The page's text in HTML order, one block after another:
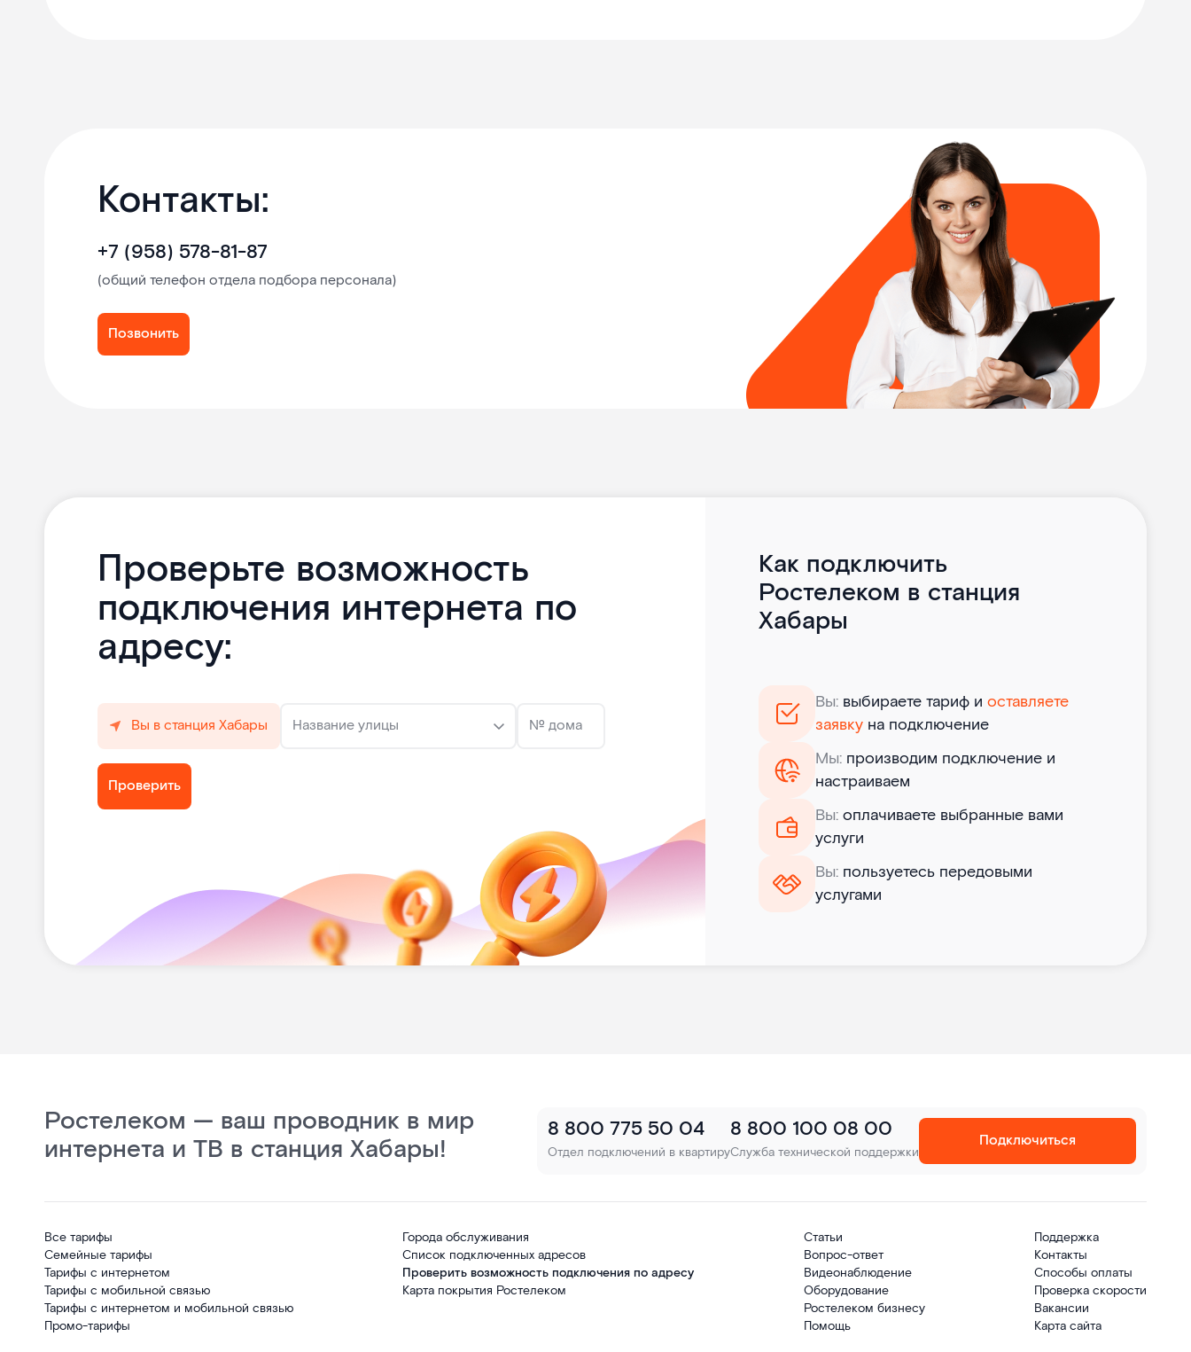
Контакты:
+7 (958) 578-81-87
(общий телефон отдела подбора персонала)
Позвонить
Проверьте возможность
подключения интернета по
адресу:
Вы в станция Хабары Название улицы № дома
Проверить
Как подключить
Ростелеком в станция
Хабары
Вы: выбираете тариф иоставляете
заявку на подключение
Мы: производим подключение и
настраиваем
Вы: оплачиваете выбранные вами
услуги
Вы: пользуетесь передовыми
услугами
Ростелеком — ваш проводник в мир
интернета и ТВ в станция Хабары!
8 800 775 50 04
Отдел подключений в квартиру
8 800 100 08 00
Служба технической поддержки
Подключиться
Все тарифы
Семейные тарифы
Тарифы с интернетом
Тарифы с мобильной связью
Тарифы с интернетом и мобильной связью
Промо-тарифы
Города обслуживания
Список подключенных адресов
Проверить возможность подключения по адресу
Карта покрытия Ростелеком
Статьи
Вопрос-ответ
Видеонаблюдение
Оборудование
Ростелеком бизнесу
Помощь
Поддержка
Контакты
Способы оплаты
Проверка скорости
Вакансии
Карта сайта